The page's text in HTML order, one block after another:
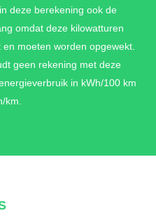
deze berekening ook de
omdat deze kilowatturen
moeten worden opgewekt.
geen rekening met deze
in kWh/100 km
km.